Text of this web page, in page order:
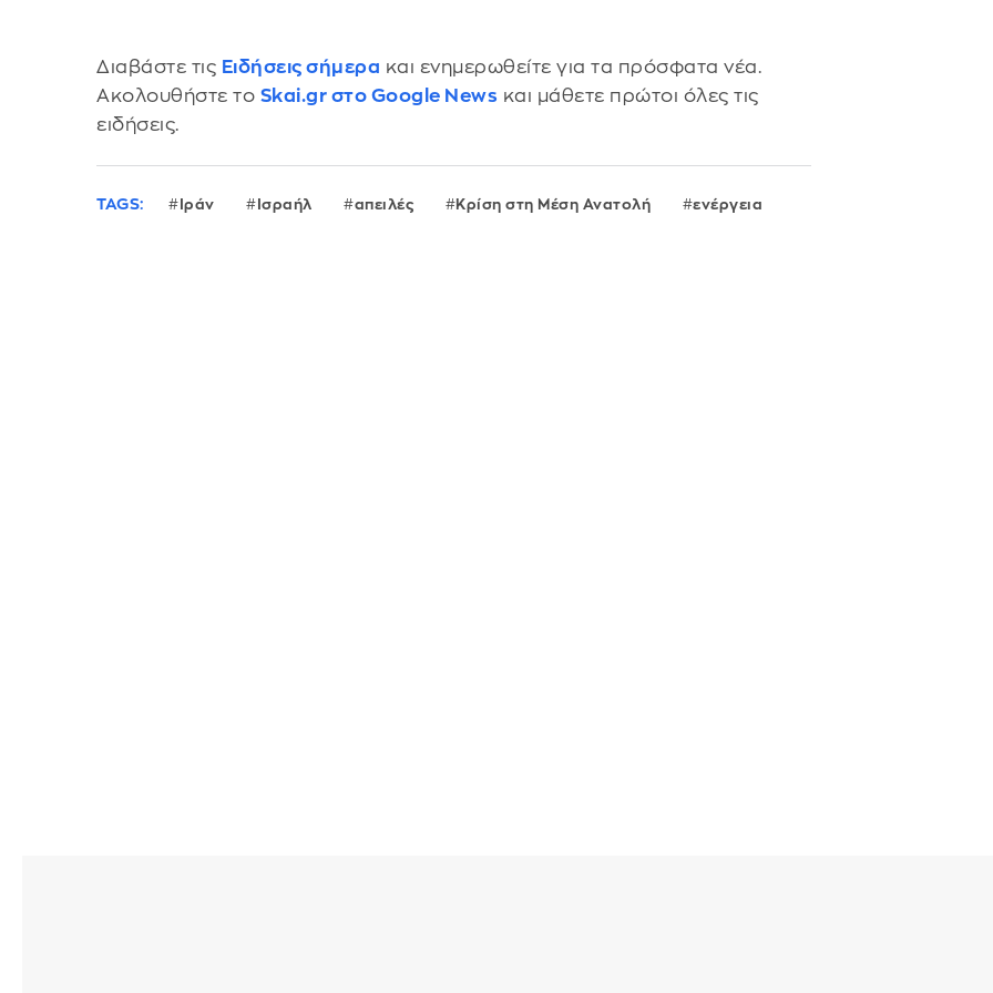
Διαβάστε τις Ειδήσεις σήμερα και ενημερωθείτε για τα πρόσφατα νέα.
Ακολουθήστε το Skai.gr στο Google News και μάθετε πρώτοι όλες τις
ειδήσεις.
TAGS: Ιράν Ισραήλ απειλές Κρίση στη Μέση Ανατολή ενέργεια